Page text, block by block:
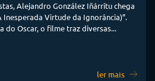
Alejandro González Iñárritu chega
Inesperada Virtude da Ignorância)”.
do Oscar, o filme traz diversas...
ler mais